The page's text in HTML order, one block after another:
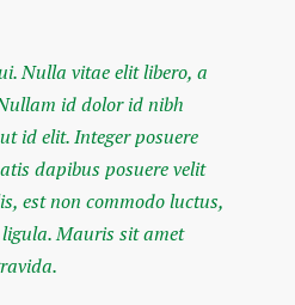
Nulla vitae elit libero, a
id dolor id nibh
id elit. Integer posuere
dapibus posuere velit
est non commodo luctus,
Mauris sit amet